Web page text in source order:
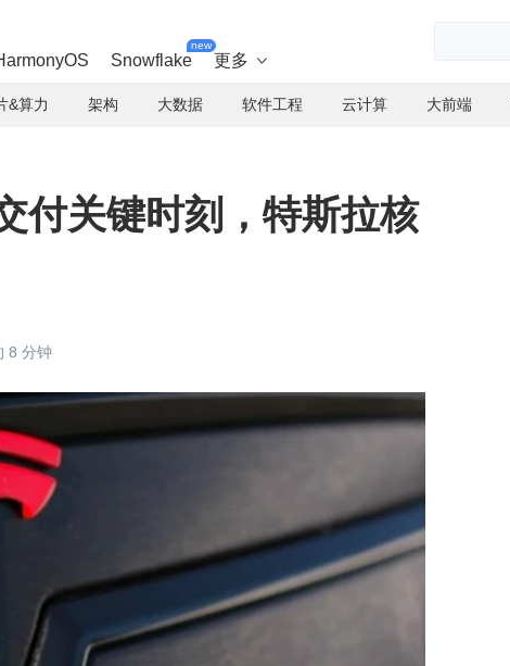
Snowflake
new
更多 
&算力 架构 大数据 软件工程 云计算 大前端
付关键时刻，特斯拉核
8 分钟